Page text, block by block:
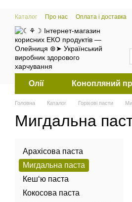
Перейти к основному контенту
Каталог Про нас Оплата і доставка
Олії Конопляний
Головна Каталог Горіхові пасти
Мигдальна
Арахісова паста
Мигдальна паста
Кеш‘ю паста
Кокосова паста